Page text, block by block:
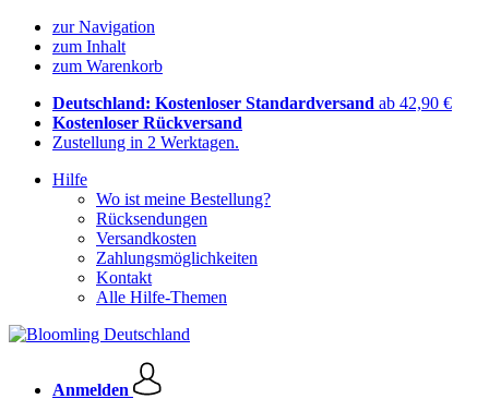
zur Navigation
zum Inhalt
zum Warenkorb
Deutschland: Kostenloser Standardversand ab 42,90 €
Kostenloser Rückversand
Zustellung in 2 Werktagen.
Hilfe
Wo ist meine Bestellung?
Rücksendungen
Versandkosten
Zahlungsmöglichkeiten
Kontakt
Alle Hilfe-Themen
Anmelden